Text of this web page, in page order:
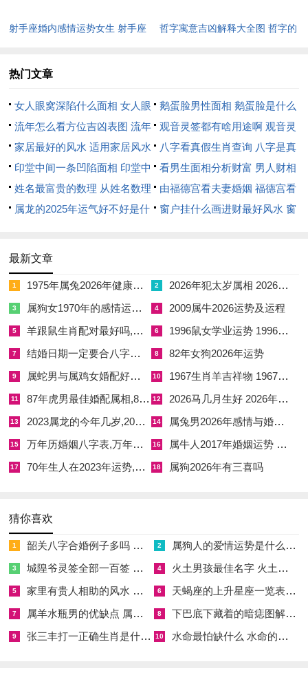
诸位当细察自身流年大运，若正行金水运则吉日可放宽；若逢火
厄消弭，福寿绵长。
【2026年6月看病求医好日子 2026年6月治病黄道吉日】相关文章：
☑1975年属兔2026年健康运势如何
☑2026年犯太岁属相 2026年是什么年
☑羊跟鼠生肖配对最好吗,羊和鼠的属相能婚配吗
☑1996鼠女学业运势 1996鼠女在2026年运势
☑结婚日期一定要合八字吗,结婚日期一定要合八字吗男
☑ 82年女狗2026年运势
☑属蛇男与属鸡女婚配好不好,属蛇男与属鸡女婚配好不好呢
射手座婚内感情运势女生 射手座
哲字寓意吉凶解释大全图 哲字的
热门文章
女人眼窝深陷什么面相 女人眼
窝深陷是短命相吗
鹅蛋脸男性面相 鹅蛋脸是什么
脸型男性
流年怎么看方位吉凶表图 流年
位置怎么看
观音灵签都有啥用途啊 观音灵
签全部签签词
家居最好的风水 适用家居风水
八字看真假生肖查询 八字是真
还是假
印堂中间一条凹陷面相 印堂中
间有条线沟好不好
看男生面相分析财富 男人财相
从哪里看
姓名最富贵的数理 从姓名数理
看富豪
由福德宫看夫妻婚姻 福德宫看
配偶生肖
属龙的2025年运气好不好是什
2025年属龙人的全年运势
窗户挂什么画进财最好风水 窗
最新文章
1 1975年属兔2026年健康运势如何 2 2026年犯太岁属相 2026年是什么年
3 属狗女1970年的感情运势 1970年属狗女性的感情运势如何 4 2009属牛2026运势及运程
5 羊跟鼠生肖配对最好吗,羊和鼠的属相能婚配吗 6 1996鼠女学业运势 1996鼠女在2026年运势
7 结婚日期一定要合八字吗,结婚日期一定要合八字吗男 8 82年女狗2026年运势
9 属蛇男与属鸡女婚配好不好,属蛇男与属鸡女婚配好不好呢 10 1967生肖羊吉祥物 1967年属羊人一生的吉祥物
11 87年虎男最佳婚配属相,87年属虎的男最佳婚配 12 2026马几月生好 2026年马几月份出生最好
13 2023属龙的今年几岁,2023年属龙的命运怎么样 14 属兔男2026年感情与婚姻怎么样
15 万年历婚姻八字表,万年历看婚姻 16 属牛人2017年婚姻运势 属牛人2017年运势
17 70年生人在2023年运势,70年狗2023年必有一难 18 属狗2026年有三喜吗
猜你喜欢
1 韶关八字合婚例子多吗 韶关八字测风水 2 属狗人的爱情运势是什么意思 属狗的人爱情观
3 城隍爷灵签全部一百签 城隍爷灵签解签大全 4 火土男孩最佳名字 火土属性的字男孩名字有哪些
5 家里有贵人相助的风水 家里有贵人是什么意思 6 天蝎座的上升星座一览表 天蝎座的上升星座查询
7 属羊水瓶男的优缺点 属羊水瓶座男生性格爱情观 8 下巴底下藏着的暗痣图解 下巴尖底下有痣代表什么
9 张三丰打一正确生肖是什么意思 张三丰是指什么生肖 10 水命最怕缺什么 水命的人忌什么